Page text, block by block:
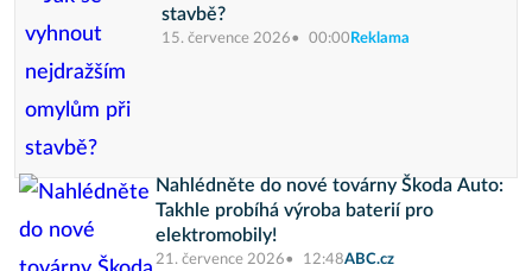
stavbě?
15. července 2026 00:00 Reklama
Nahlédněte do nové továrny Škoda Auto:
Takhle probíhá výroba baterií pro
elektromobily!
21. července 2026 12:48ABC.cz